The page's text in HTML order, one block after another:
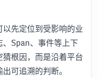
先定位到受影响的业
Span、事件等上下
根因，而是沿着平台
可追溯的判断。